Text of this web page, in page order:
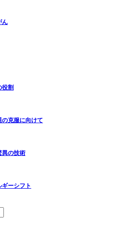
ん
割
克服に向けて
異の技術
ーシフト